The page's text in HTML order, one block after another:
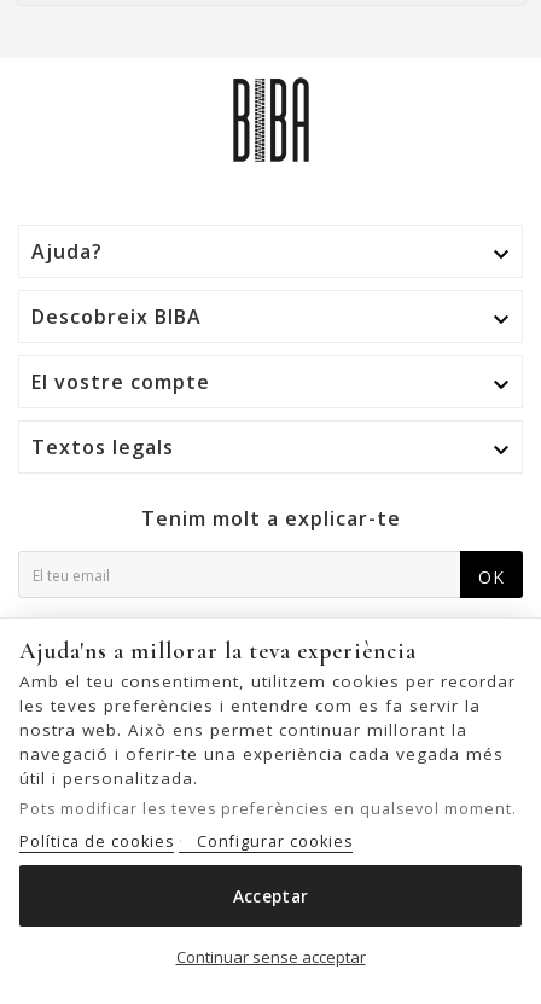
 Afegir a la cistella
Ajuda? 
Descobreix BIBA 
El vostre compte 
Textos legals 
Tenim molt a explicar-te
OK
això, trobeu la nostra informació de contacte a l'avís legal.
Ajuda'ns a millorar la teva experiència
Amb el teu consentiment, utilitzem cookies per recordar
les teves preferències i entendre com es fa servir la
nostra web. Això ens permet continuar millorant la
navegació i oferir-te una experiència cada vegada més
útil i personalitzada.
Pots modificar les teves preferències en qualsevol moment.
Política de cookies
Configurar cookies
Continuar sense acceptar
Acceptar
© 2026 - United Bags Company S.L. - Todos los derechos reservados.
Inscrita en el Registro Mercantil de Barcelona, Tomo 33286, Libro 228637,
Folio 0083, Sección general, Inscripción 1ª